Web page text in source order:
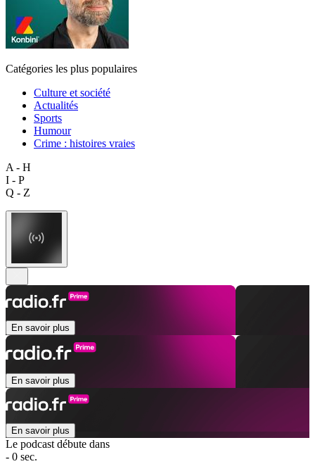
Catégories les plus populaires
Culture et société
Actualités
Sports
Humour
Crime : histoires vraies
A - H
I - P
Q - Z
En savoir plus
En savoir plus
En savoir plus
Le podcast débute dans
- 0 sec.